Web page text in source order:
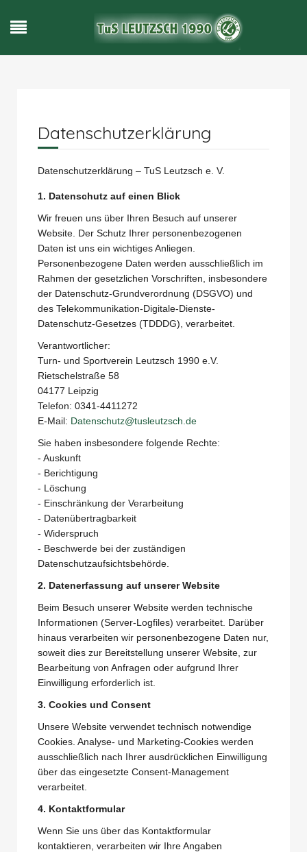
Datenschutzerklärung
Datenschutzerklärung – TuS Leutzsch e. V.
1. Datenschutz auf einen Blick
Wir freuen uns über Ihren Besuch auf unserer
Website. Der Schutz Ihrer personenbezogenen
Daten ist uns ein wichtiges Anliegen.
Personenbezogene Daten werden ausschließlich im
Rahmen der gesetzlichen Vorschriften, insbesondere
der Datenschutz-Grundverordnung (DSGVO) und
des Telekommunikation-Digitale-Dienste-
Datenschutz-Gesetzes (TDDDG), verarbeitet.
Verantwortlicher:
Turn- und Sportverein Leutzsch 1990 e.V.
Rietschelstraße 58
04177 Leipzig
Telefon: 0341-4411272
E-Mail: Datenschutz@tusleutzsch.de
Sie haben insbesondere folgende Rechte:
- Auskunft
- Berichtigung
- Löschung
- Einschränkung der Verarbeitung
- Datenübertragbarkeit
- Widerspruch
- Beschwerde bei der zuständigen
Datenschutzaufsichtsbehörde.
2. Datenerfassung auf unserer Website
Beim Besuch unserer Website werden technische
Informationen (Server-Logfiles) verarbeitet. Darüber
hinaus verarbeiten wir personenbezogene Daten nur,
soweit dies zur Bereitstellung unserer Website, zur
Bearbeitung von Anfragen oder aufgrund Ihrer
Einwilligung erforderlich ist.
3. Cookies und Consent
Unsere Website verwendet technisch notwendige
Cookies. Analyse- und Marketing-Cookies werden
ausschließlich nach Ihrer ausdrücklichen Einwilligung
über das eingesetzte Consent-Management
verarbeitet.
4. Kontaktformular
Wenn Sie uns über das Kontaktformular
kontaktieren, verarbeiten wir Ihre Angaben